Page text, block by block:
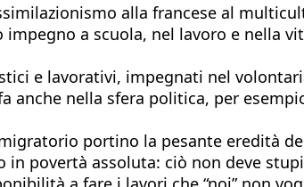
alla francese al
a scuola, nel lavoro e nella
e lavorativi, impegnati nel
nella sfera politica, per
portino la pesante eredità
assoluta: ciò non deve